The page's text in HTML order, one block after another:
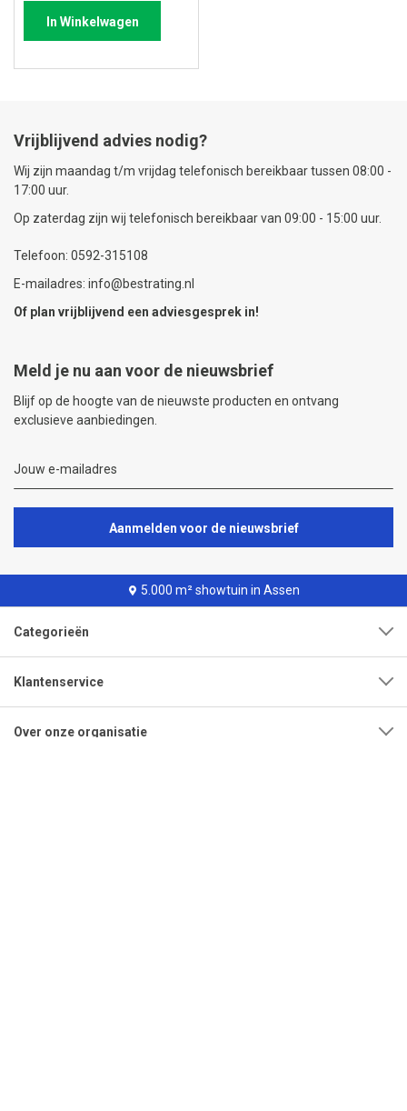
In Winkelwagen
Vrijblijvend advies nodig?
Wij zijn maandag t/m vrijdag telefonisch bereikbaar tussen 08:00 -
17:00 uur.
Op zaterdag zijn wij telefonisch bereikbaar van 09:00 - 15:00 uur.
Telefoon: 0592-315108
E-mailadres: info@bestrating.nl
Of plan vrijblijvend een adviesgesprek in!
Meld je nu aan voor de nieuwsbrief
Blijf op de hoogte van de nieuwste producten en ontvang
exclusieve aanbiedingen.
Aanmelden voor de nieuwsbrief
5.000 m² showtuin in Assen
Categorieën
Klantenservice
Over onze organisatie